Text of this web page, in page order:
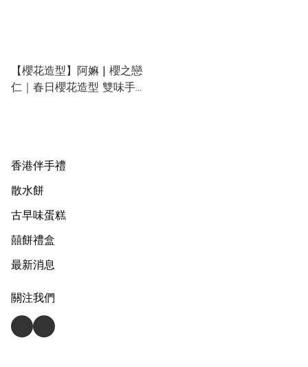
【櫻花造型】阿嫲 | 櫻之戀
仁｜春日櫻花造型 雙味手工
香港伴手禮
散水餅
古早味蛋糕
囍餅禮盒
最新消息
關注我們